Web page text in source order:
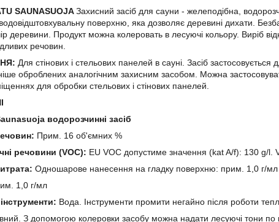
SAUNASUOJAЗахисний засіб для сауни - желеподібна,
поверхню, яка дозволяє деревині дихати.
деревини. Продукт можна колеровать в лесуючі кольору. Виріб
речовин.
Для стінових і стельових панелей в сауні. Засіб
оброблених аналогічним захисним засобом. Можна
для обробки стельових і стінових панелей.
водорозчинні засіб
Прим. 16 об'ємних %
речовини (VOC): EU VOC допустиме значення (kat A/f): 130 g/l.
Одношарове нанесення на гладку поверхню: прим. 1,0 г/мл
1,0 г/мл
Вода. Інструменти промити негайно після роботи
З допомогою колеровки засобу можна надати лесуючі тони по